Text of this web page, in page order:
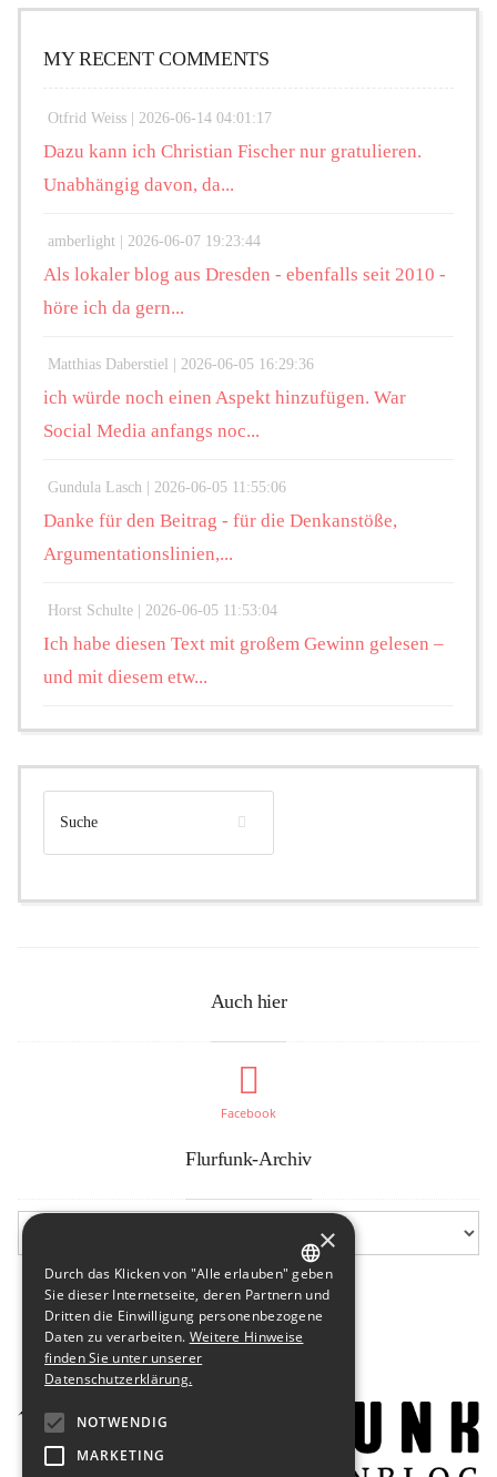
MY RECENT COMMENTS
Otfrid Weiss | 2026-06-14 04:01:17
Dazu kann ich Christian Fischer nur gratulieren.
Unabhängig davon, da...
amberlight | 2026-06-07 19:23:44
Als lokaler blog aus Dresden - ebenfalls seit 2010 -
höre ich da gern...
Matthias Daberstiel | 2026-06-05 16:29:36
ich würde noch einen Aspekt hinzufügen. War
Social Media anfangs noc...
Gundula Lasch | 2026-06-05 11:55:06
Danke für den Beitrag - für die Denkanstöße,
Argumentationslinien,...
Horst Schulte | 2026-06-05 11:53:04
Ich habe diesen Text mit großem Gewinn gelesen –
und mit diesem etw...
Auch hier
Facebook
Flurfunk-Archiv
GERMAN
ENGLISH
×
Durch das Klicken von "Alle erlauben" geben
Sie dieser Internetseite, deren Partnern und
Dritten die Einwilligung personenbezogene
Daten zu verarbeiten. Weitere Hinweise
finden Sie unter unserer
Datenschutzerklärung.
NOTWENDIG
MARKETING